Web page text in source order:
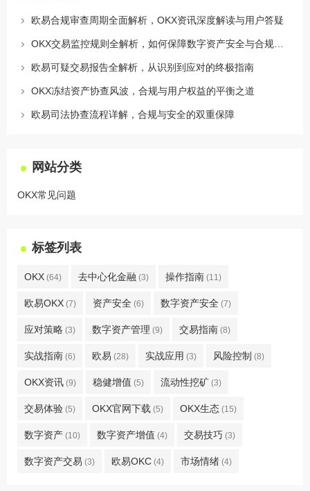
欧易合规审查周期全面解析，OKX资讯深度解读与用户答疑
欧易可疑交易报告全解析，从识别到应对的终极指南
OKX冻结资产协查风波，合规与用户权益的平衡之道
欧易司法协查流程详解，合规与安全的双重保障
网站分类
OKX常见问题
标签列表
OKX (64) 去中心化金融 (3) 操作指南 (11)
欧易OKX (7) 资产安全 (6) 数字资产安全 (7)
应对策略 (3) 数字资产管理 (9) 交易指南 (8)
实战指南 (6) 欧易 (28) 实战应用 (3) 风险控制 (8)
OKX资讯 (9) 稳健增值 (5) 流动性挖矿 (3)
交易体验 (5) OKX官网下载 (5) OKX生态 (15)
数字资产 (10) 数字资产增值 (4) 交易技巧 (3)
数字资产交易 (3) 欧易OKC (4) 市场情绪 (4)